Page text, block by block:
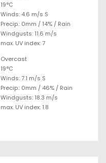
19°C
Winds: 4.6 m/s S
Precip.: 0mm / 14% / Rain
Windgusts: 11.6 m/s
max. UV index: 7
Overcast
19°C
Winds: 7.1 m/s S
Precip.: 0mm / 46% / Rain
Windgusts: 18.3 m/s
max. UV index: 1.8